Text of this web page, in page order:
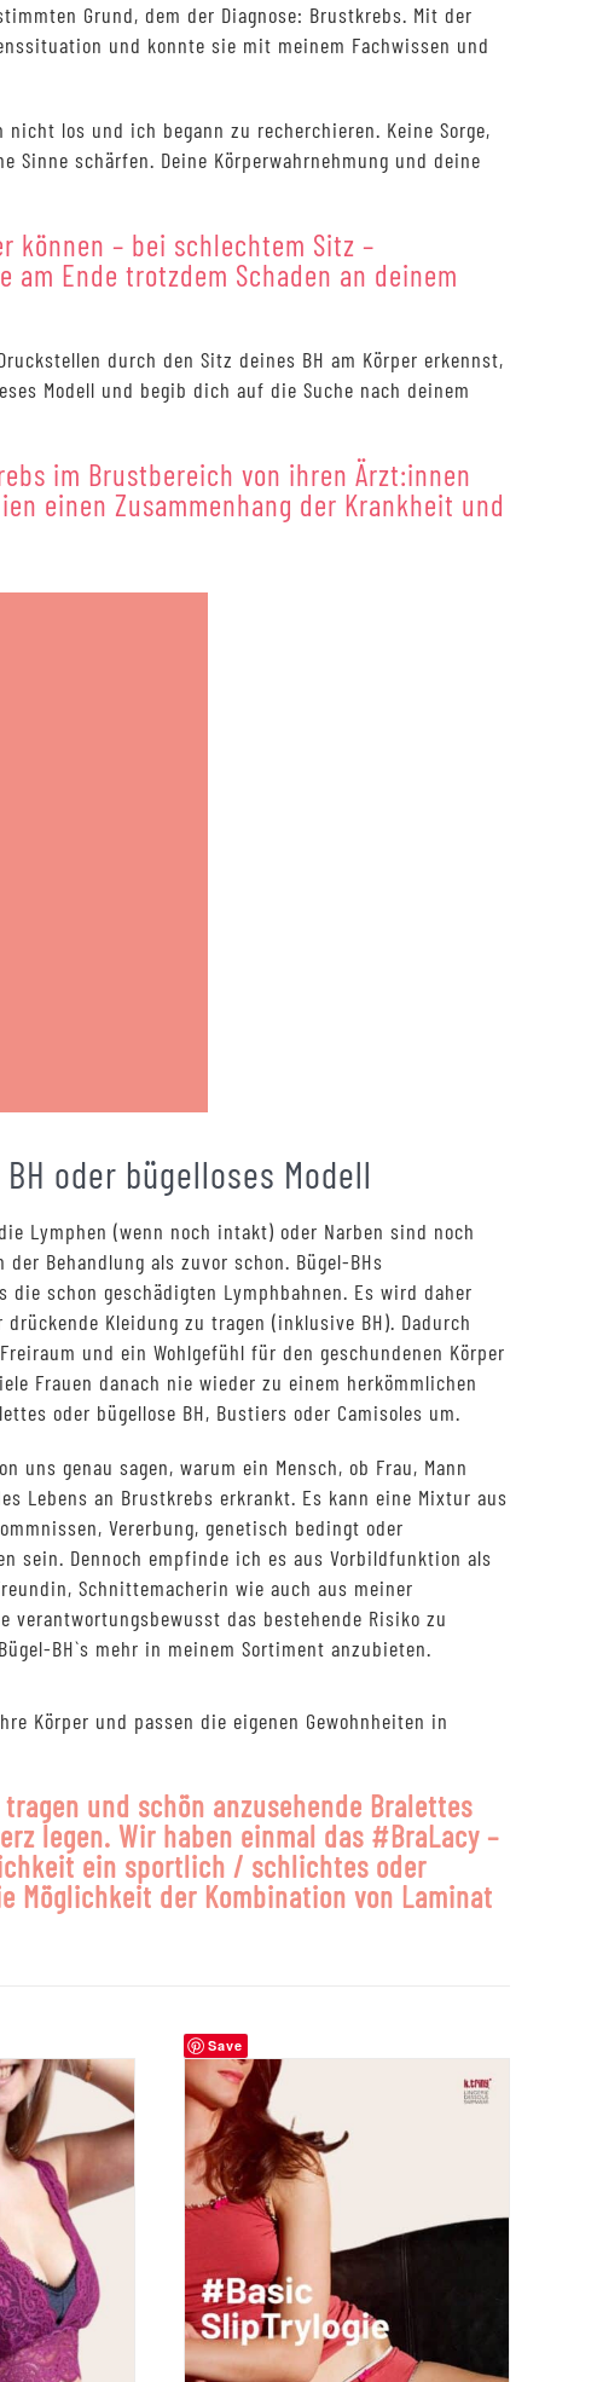
Grund, dem der Diagnose: Brustkrebs. Mit der
und konnte sie mit meinem Fachwissen und
los und ich begann zu recherchieren. Keine Sorge,
schärfen. Deine Körperwahrnehmung und deine
können – bei schlechtem Sitz –
Ende trotzdem Schaden an deinem
durch den Sitz deines BH am Körper erkennst,
Modell und begib dich auf die Suche nach deinem
im Brustbereich von ihren Ärzt:innen
einen Zusammenhang der Krankheit und
oder bügelloses Modell
Lymphen (wenn noch intakt) oder Narben sind noch
Behandlung als zuvor schon. Bügel-BHs
die schon geschädigten Lymphbahnen. Es wird daher
drückende Kleidung zu tragen (inklusive BH). Dadurch
und ein Wohlgefühl für den geschundenen Körper
Frauen danach nie wieder zu einem herkömmlichen
oder bügellose BH, Bustiers oder Camisoles um.
uns genau sagen, warum ein Mensch, ob Frau, Mann
Lebens an Brustkrebs erkrankt. Es kann eine Mixtur aus
Vererbung, genetisch bedingt oder
sein. Dennoch empfinde ich es aus Vorbildfunktion als
Schnittemacherin wie auch aus meiner
verantwortungsbewusst das bestehende Risiko zu
BH`s mehr in meinem Sortiment anzubieten.
Körper und passen die eigenen Gewohnheiten in
und schön anzusehende Bralettes
legen. Wir haben einmal das #BraLacy –
ein sportlich / schlichtes oder
Möglichkeit der Kombination von Laminat
Save